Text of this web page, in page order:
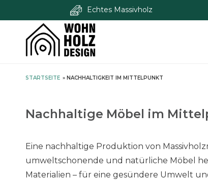
Echtes Massivholz
STARTSEITE » NACHHALTIGKEIT IM MITTELPUNKT
Nachhaltige Möbel im
Eine nachhaltige Produktion von
umweltschonende und natürliche Möbel
Materialien – für eine gesündere Umwelt